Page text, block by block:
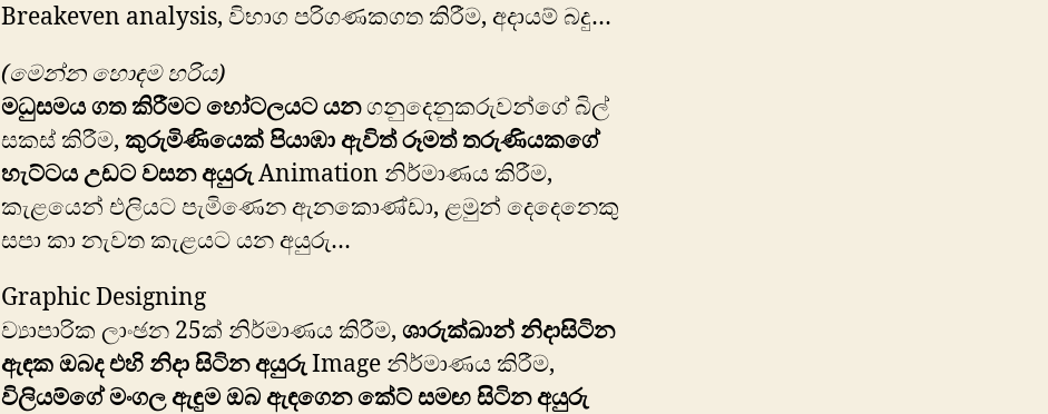
Breakeven analysis, විභාග පරිගණකගත කිරීම, අදායම් බදු…
(මෙන්න හොඳම හරිය)
මධුසමය ගත කිරීමට හෝටලයට යනගනුදෙනුකරුවන්ගේ බිල්
සකස් කිරීම, කුරුමිණියෙක් පියාඹා ඇවිත් රූමත් තරුණියකගේ
හැට්ටය උඩට වසන අයුරු Animation නිර්මාණය කිරීම,
කැළයෙන් එලියට පැමිණෙන ඇනකොණ්ඩා, ළමුන් දෙදෙනෙකු
සපා කා නැවත කැළයට යන අයුරු…
Graphic Designing
ව්‍යාපාරික ලාංඡන 25ක් නිර්මාණය කිරීම, ශාරුක්ඛාන් නිදාසිටින
ඇඳක ඔබද එහි නිදා සිටින අයුරු Image නිර්මාණය කිරීම,
විලියම්ගේ මංගල ඇඳුම ඔබ ඇඳගෙන කේට් සමඟ සිටින අයුරු